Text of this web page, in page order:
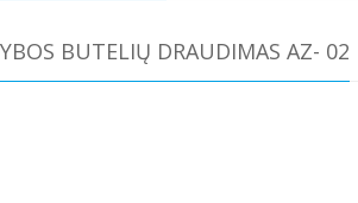
BUTELIŲ DRAUDIMAS AZ- 02